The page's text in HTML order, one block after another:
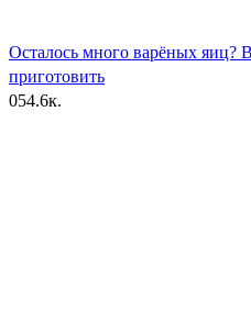
Осталось много варёных яиц?
приготовить
054.6к.